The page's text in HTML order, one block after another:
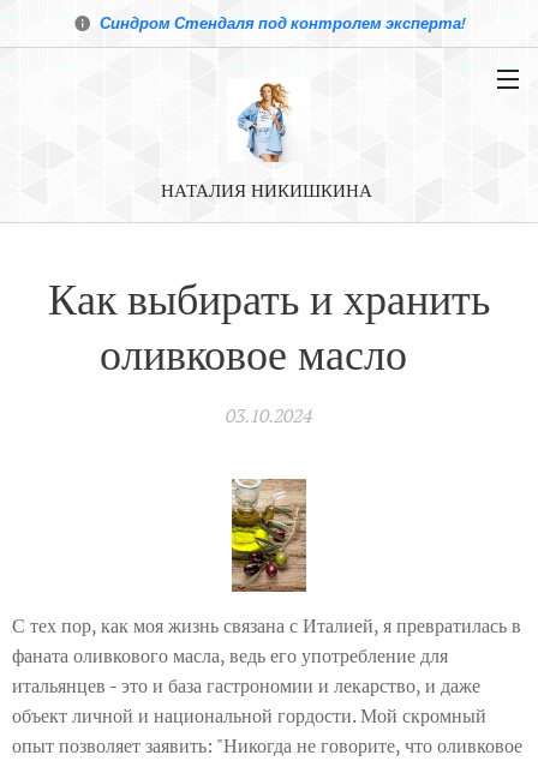
Синдром Стендаля под контролем эксперта!
НАТАЛИЯ НИКИШКИНА
Как выбирать и хранить
оливковое масло⠀
03.10.2024
С тех пор, как моя жизнь связана с Италией, я превратилась в
фаната оливкового масла, ведь его употребление для
итальянцев - это и база гастрономии и лекарство, и даже
объект личной и национальной гордости. Мой скромный
опыт позволяет заявить: "Никогда не говорите, что оливковое